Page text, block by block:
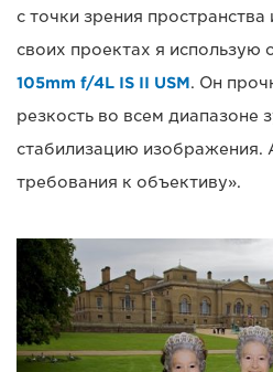
с точки зрения
своих проектах я использую
105mm f/4L IS II USM. Он
резкость во всем
стабилизацию изображения.
требования к объективу».